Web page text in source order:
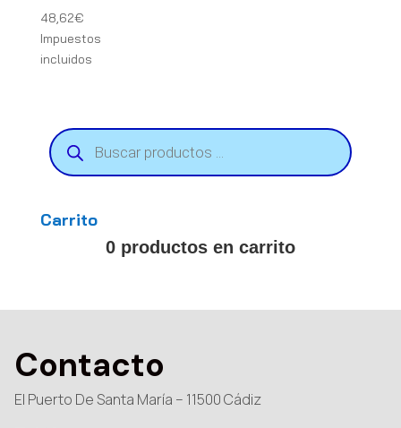
48,62€
Impuestos
incluidos
Búsqueda
de
productos
Carrito
0 productos en carrito
Contacto
El Puerto De Santa María – 11500 Cádiz